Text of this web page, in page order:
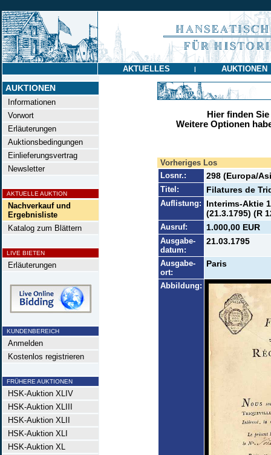
AKTUELLES | AUKTIONEN
AUKTIONEN
Informationen
Vorwort
Erläuterungen
Auktionsbedingungen
Einlieferungsvertrag
Newsletter
AKTUELLE AUKTION
Nachverkauf und
Ergebnisliste
Katalog zum Blättern
LIVE BIETEN
Erläuterungen
KUNDENBEREICH
Anmelden
Kostenlos registrieren
FRÜHERE AUKTIONEN
HSK-Auktion XLIV
HSK-Auktion XLIII
HSK-Auktion XLII
HSK-Auktion XLI
HSK-Auktion XL
Hier finden
Weitere Optionen
Vorheriges Los
Losnr.:
298 (Europa/
Titel: Filatures de
Auflistung:
Interims-Aktie
(21.3.1795) (R
Ausruf: 1.000,00 EUR
Ausgabe-
datum:
21.03.1795
Ausgabe-
ort:
Paris
Abbildung: